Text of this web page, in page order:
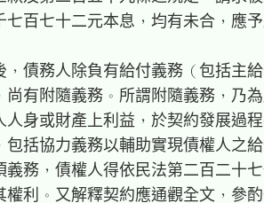
七百七十二元本息，均有未合，應
，債務人除負有給付義務（包括主
尚有附隨義務。所謂附隨義務，乃
人身或財產上利益，於契約發展過
包括協力義務以輔助實現債權人之
義務，債權人得依民法第二百二十
權利。又解釋契約應通觀全文，參